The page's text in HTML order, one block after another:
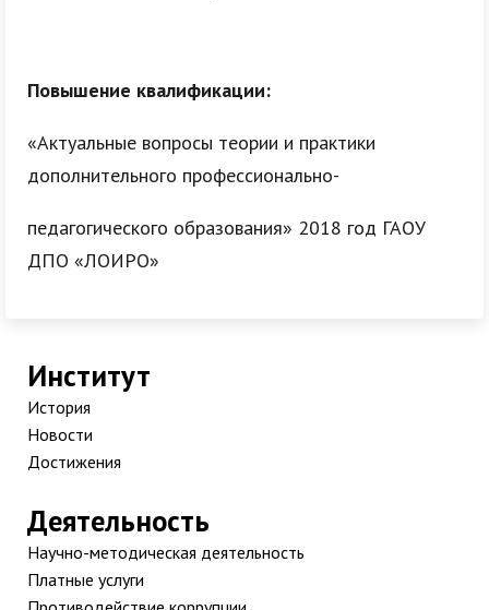
Повышение квалификации:
«Актуальные вопросы теории и практики
дополнительного профессионально-
педагогического образования» 2018 год ГАОУ
ДПО «ЛОИРО»
Институт
История
Новости
Достижения
Деятельность
Научно-методическая деятельность
Платные услуги